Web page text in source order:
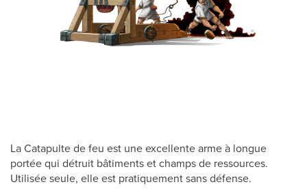
La Catapulte de feu est une excellente arme à longue
portée qui détruit bâtiments et champs de ressources.
Utilisée seule, elle est pratiquement sans défense.